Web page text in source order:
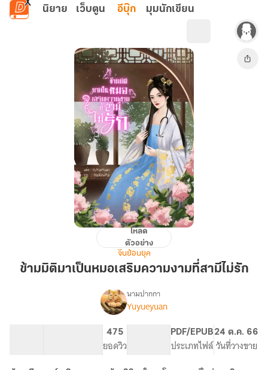
ข้ามไปยังเนื้อหาหลัก
นิยาย เว็บตูน อีบุ๊ก มุมนักเขียน
มา
โหลด
ตัวอย่าง
จีนย้อนยุค
ข้ามมิติมาเป็นหมอเสริมความงามที่สามีไม่รัก
เรื่อง
หมอ
นามปากกา
Yuyueyuan
475
ยอดวิว
PDF/EPUB
ประเภทไฟล์
24 ต.ค. 66
วันที่วางขาย